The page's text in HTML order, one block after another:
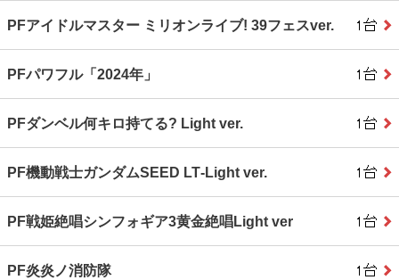
PFアイドルマスター ミリオンライブ! 39フェスver.
PFパワフル「2024年」
PFダンベル何キロ持てる? Light ver.
PF機動戦士ガンダムSEED LT‐Light ver.
PF戦姫絶唱シンフォギア3黄金絶唱Light ver
PF炎炎ノ消防隊